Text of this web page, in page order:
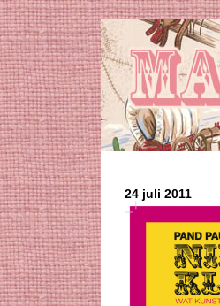
24 juli 2011